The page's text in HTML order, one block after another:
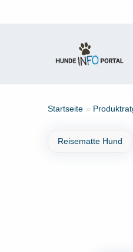
Startseite »
Reisematte Hund